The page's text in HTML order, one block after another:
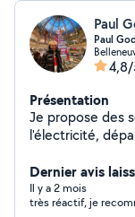
Paul
Paul
Présentation
Je propose des
l'électricité,
Passionné de
nettoyage de
qui est
Dernier avis
Il y a 2 mois
très réactif, je